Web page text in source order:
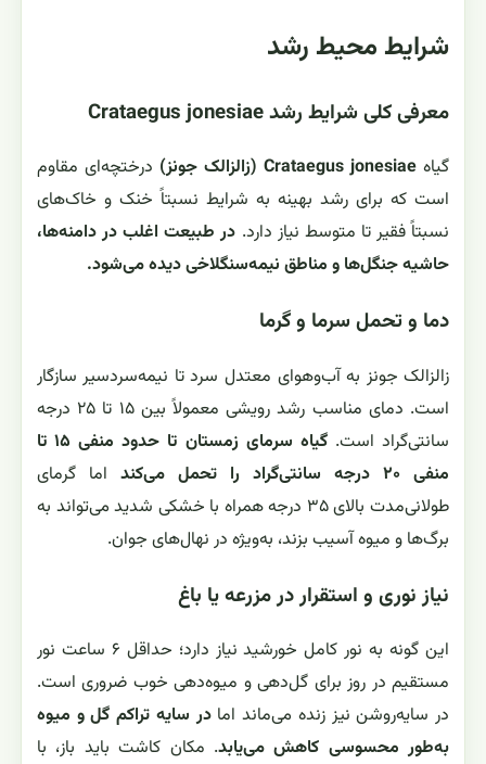
شرایط محیط رشد
معرفی کلی شرایط رشد Crataegus jonesiae
گیاه Crataegus jonesiae (زالزالک جونز)
درختچه‌ای مقاوم
است که برای رشد بهینه به شرایط نسبتاً خنک و خاک‌های
نسبتاً فقیر تا متوسط نیاز دارد. در طبیعت اغلب در دامنه‌ها،
حاشیه جنگل‌ها و مناطق نیمه‌سنگلاخی دیده می‌شود.
دما و تحمل سرما و گرما
زالزالک جونز به آب‌وهوای معتدل سرد تا نیمه‌سردسیر سازگار
است. دمای مناسب رشد رویشی معمولاً بین ۱۵ تا ۲۵ درجه
سانتی‌گراد است.
گیاه سرمای زمستان تا حدود منفی ۱۵ تا
منفی ۲۰ درجه سانتی‌گراد را تحمل می‌کند
اما گرمای
طولانی‌مدت بالای ۳۵ درجه همراه با خشکی شدید می‌تواند به
برگ‌ها و میوه آسیب بزند، به‌ویژه در نهال‌های جوان.
نیاز نوری و استقرار در مزرعه یا باغ
این گونه به نور کامل خورشید نیاز دارد؛ حداقل ۶ ساعت نور
مستقیم در روز برای گل‌دهی و میوه‌دهی خوب ضروری است.
در سایه‌روشن نیز زنده می‌ماند امادر سایه تراکم گل و میوه
به‌طور محسوسی کاهش می‌یابد. مکان کاشت باید باز، با